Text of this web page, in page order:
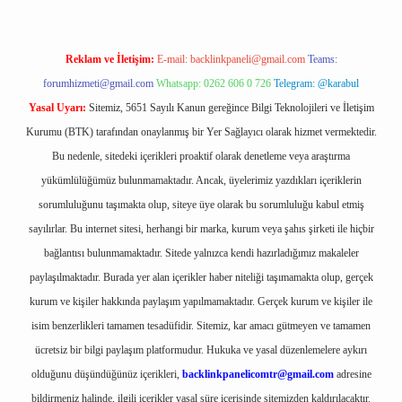
Reklam ve İletişim: E-mail: backlinkpaneli@gmail.com Teams:
forumhizmeti@gmail.com Whatsapp: 0262 606 0 726 Telegram: @karabul
Yasal Uyarı: Sitemiz, 5651 Sayılı Kanun gereğince Bilgi Teknolojileri ve İletişim
Kurumu (BTK) tarafından onaylanmış bir Yer Sağlayıcı olarak hizmet vermektedir.
Bu nedenle, sitedeki içerikleri proaktif olarak denetleme veya araştırma
yükümlülüğümüz bulunmamaktadır. Ancak, üyelerimiz yazdıkları içeriklerin
sorumluluğunu taşımakta olup, siteye üye olarak bu sorumluluğu kabul etmiş
sayılırlar. Bu internet sitesi, herhangi bir marka, kurum veya şahıs şirketi ile hiçbir
bağlantısı bulunmamaktadır. Sitede yalnızca kendi hazırladığımız makaleler
paylaşılmaktadır. Burada yer alan içerikler haber niteliği taşımamakta olup, gerçek
kurum ve kişiler hakkında paylaşım yapılmamaktadır. Gerçek kurum ve kişiler ile
isim benzerlikleri tamamen tesadüfidir. Sitemiz, kar amacı gütmeyen ve tamamen
ücretsiz bir bilgi paylaşım platformudur. Hukuka ve yasal düzenlemelere aykırı
olduğunu düşündüğünüz içerikleri, backlinkpanelicomtr@gmail.comadresine
bildirmeniz halinde, ilgili içerikler yasal süre içerisinde sitemizden kaldırılacaktır.